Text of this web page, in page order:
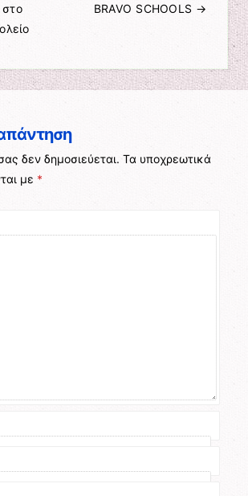
άρθρωνBRAVO SCHOOLS →
δεν δημοσιεύεται. Τα υποχρεωτικά
με *